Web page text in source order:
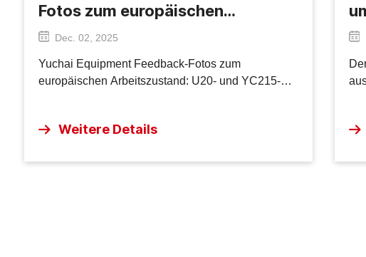
Fotos zum europäischen
Arbeitszustand: U20- und YC215-
Dec. 02, 2025
Yuchai Equipment Feedback-Fotos zum
europäischen Arbeitszustand: U20- und YC215-
Weitere Details